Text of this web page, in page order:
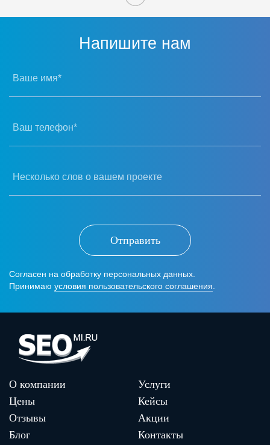
Напишите нам
Ваше имя*
Ваш телефон*
Несколько слов о вашем проекте
Отправить
Согласен на обработку персональных данных.
Принимаю условия пользовательского соглашения.
О компании
Услуги
Цены
Кейсы
Отзывы
Акции
Блог
Контакты